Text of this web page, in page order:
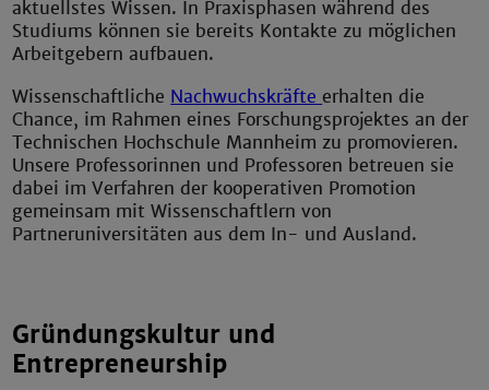
aktuellstes Wissen. In Praxisphasen während des
Studiums können sie bereits Kontakte zu möglichen
Arbeitgebern aufbauen.
Wissenschaftliche Nachwuchskräfte erhalten die
Chance, im Rahmen eines Forschungsprojektes an der
Technischen Hochschule Mannheim zu promovieren.
Unsere Professorinnen und Professoren betreuen sie
dabei im Verfahren der kooperativen Promotion
gemeinsam mit Wissenschaftlern von
Partneruniversitäten aus dem In- und Ausland.
Gründungskultur und
Entrepreneurship